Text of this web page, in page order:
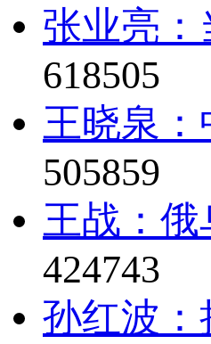
张业亮
618505
王晓泉
505859
王战：
424743
孙红波：